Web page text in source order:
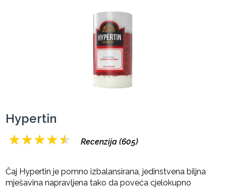
Hypertin
★★★★★ Recenzija (605)
Čaj Hypertin je pomno izbalansirana, jedinstvena biljna
mješavina napravljena tako da poveća cjelokupno